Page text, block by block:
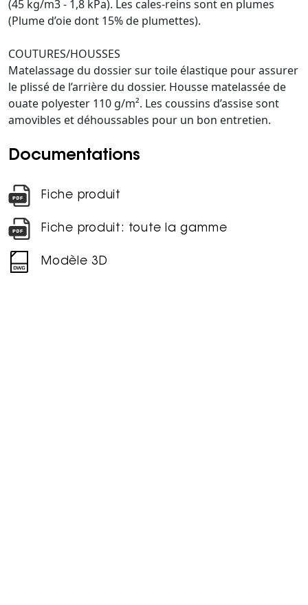
(45 kg/m3 - 1,8 kPa). Les cales-reins sont en plumes
(Plume d’oie dont 15% de plumettes).
COUTURES/HOUSSES
Matelassage du dossier sur toile élastique pour assurer
le plissé de l’arrière du dossier. Housse matelassée de
ouate polyester 110 g/m². Les coussins d’assise sont
amovibles et déhoussables pour un bon entretien.
Documentations
Fiche produit
Fiche produit: toute la gamme
Modèle 3D